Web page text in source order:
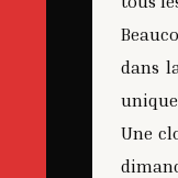
dans
Une